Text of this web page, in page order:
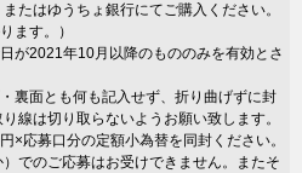
たはゆうちょ銀行にてご購入ください。
ます。）
が2021年10月以降のもののみを有効とさ
裏面とも何も記入せず、折り曲げずに封
線は切り取らないようお願い致します。
応募口分の定額小為替を同封ください。
でのご応募はお受けできません。またそ